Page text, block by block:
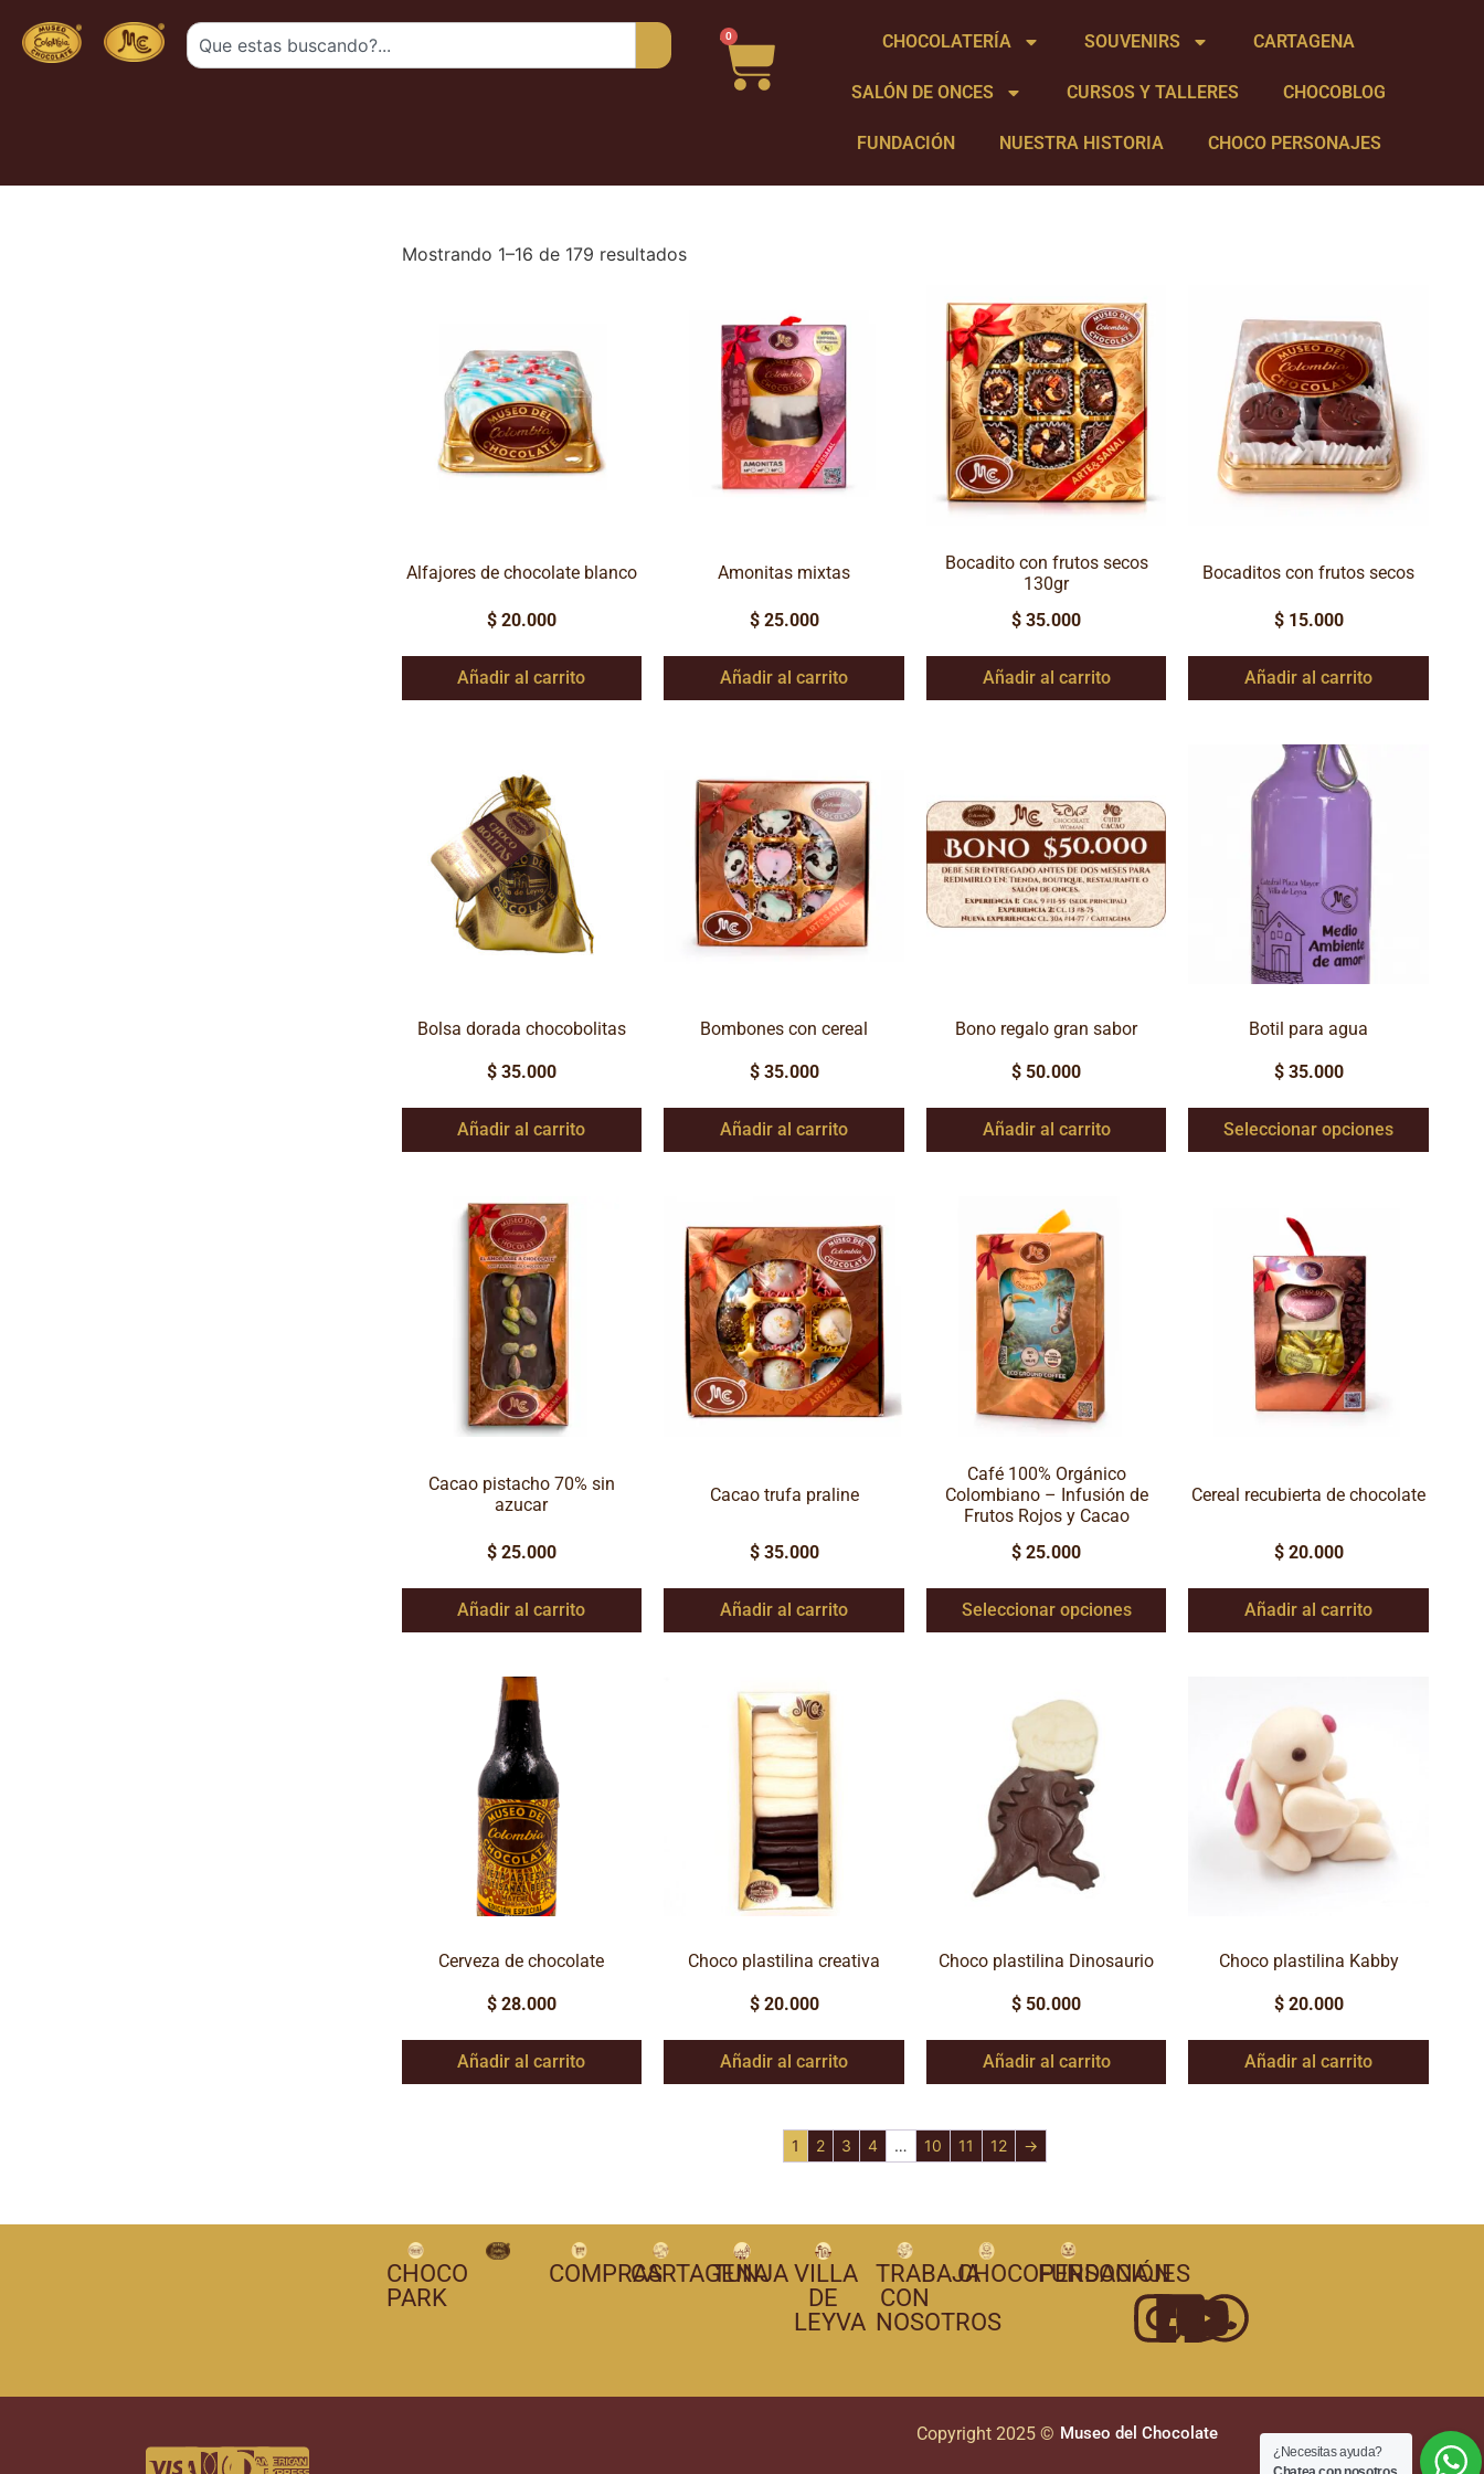
0 CHOCOLATERÍA SOUVENIRS CARTAGENA
SALÓN DE ONCES CURSOS Y TALLERES CHOCOBLOG
FUNDACIÓN NUESTRA HISTORIA CHOCO PERSONAJES
Mostrando 1–16 de 179 resultados
Alfajores de chocolate blanco
$20.000
Añadir al carrito
Amonitas mixtas
$25.000
Añadir al carrito
Bocadito con frutos secos
130gr
$ 35.000
Añadir al carrito
Bocaditos con frutos secos
$15.000
Añadir al carrito
Bolsa dorada chocobolitas
$35.000
Añadir al carrito
Bombones con cereal
$35.000
Añadir al carrito
Bono regalo gran sabor
$ 50.000
Añadir al carrito
Botil para agua
$35.000
Seleccionar opciones
Cacao pistacho 70% sin
azucar
$25.000
Añadir al carrito
Cacao trufa praline
$35.000
Añadir al carrito
Café 100% Orgánico
Colombiano – Infusión de
Frutos Rojos y Cacao
$ 25.000
Seleccionar opciones
Cereal recubierta de chocolate
$20.000
Añadir al carrito
Cerveza de chocolate
$28.000
Añadir al carrito
Choco plastilina creativa
$20.000
Añadir al carrito
Choco plastilina Dinosaurio
$ 50.000
Añadir al carrito
Choco plastilina Kabby
$20.000
Añadir al carrito
1 2 3 4 … 10 11 12 →
CHOCO
PARK
COMPRASCARTAGENA
TUNJA VILLA
DE
LEYVA
TRABAJA
CON
NOSOTROS
CHOCOPERSONAJES
FUNDACIÓN
Copyright 2025 © Museo del Chocolate
¿Necesitas ayuda?